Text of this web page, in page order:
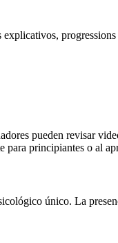
pueden revisar
para principiantes o al
único. La